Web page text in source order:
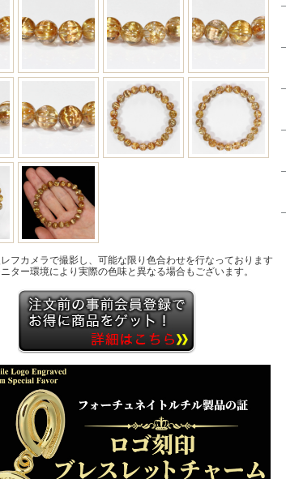
フカメラで撮影し、可能な限り色合わせを行なっております
ター環境により実際の色味と異なる場合もございます。